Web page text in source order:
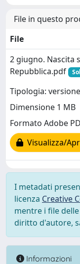
File in questo
File
2 giugno. Nascita
Repubblica.pdf
Tipologia:
Dimensione 1 MB
Formato Adobe
Visualizza/
I metadati
licenza Creative
mentre i file
diritto d'autore,
Informazioni